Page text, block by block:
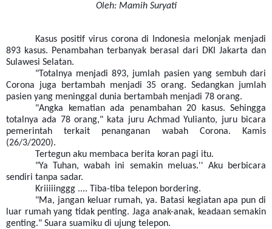
Oleh: Mamih Suryati
Kasus positif virus corona di Indonesia melonjak menjadi
893 kasus. Penambahan terbanyak berasal dari DKI Jakarta dan
Sulawesi Selatan.
"Totalnya menjadi 893, jumlah pasien yang sembuh dari
Corona juga bertambah menjadi 35 orang. Sedangkan jumlah
pasien yang meninggal dunia bertambah menjadi 78 orang.
"Angka kematian ada penambahan 20 kasus. Sehingga
totalnya ada 78 orang," kata juru Achmad Yulianto, juru bicara
pemerintah terkait penanganan wabah Corona. Kamis
(26/3/2020).
Tertegun aku membaca berita koran pagi itu.
"Ya Tuhan, wabah ini semakin meluas.'' Aku berbicara
sendiri tanpa sadar.
Kriiiiinggg .... Tiba-tiba telepon bordering.
"Ma, jangan keluar rumah, ya. Batasi kegiatan apa pun di
luar rumah yang tidak penting. Jaga anak-anak, keadaan semakin
genting." Suara suamiku di ujung telepon.